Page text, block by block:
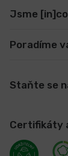
Jsme
Poradíme
Staňte se
Certifikáty